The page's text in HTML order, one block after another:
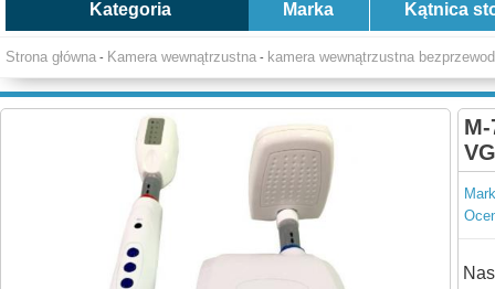
Kategoria Marka Kątnica
Strona główna - Kamera wewnątrzustna - kamera wewnątrzustna